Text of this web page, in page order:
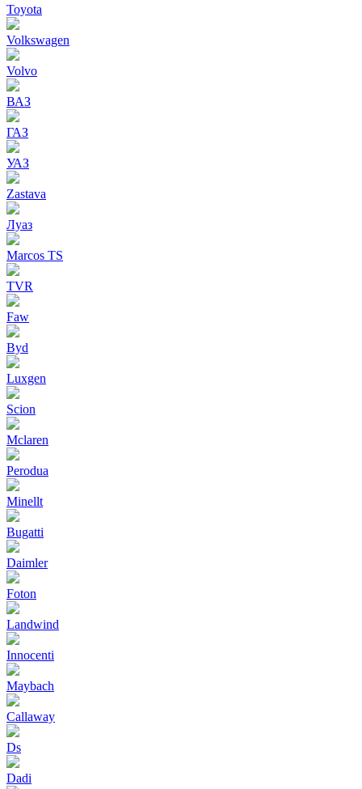
Toyota
Volkswagen
Volvo
ВАЗ
ГАЗ
УАЗ
Zastava
Луаз
Marcos TS
TVR
Faw
Byd
Luxgen
Scion
Mclaren
Perodua
Minellt
Bugatti
Daimler
Foton
Landwind
Innocenti
Maybach
Callaway
Ds
Dadi